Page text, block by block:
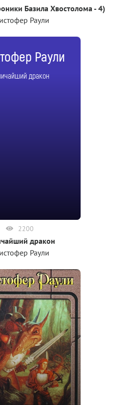
Базила Хвостолома - 4)
Раули
Раули
дракон
2200
дракон
Раули